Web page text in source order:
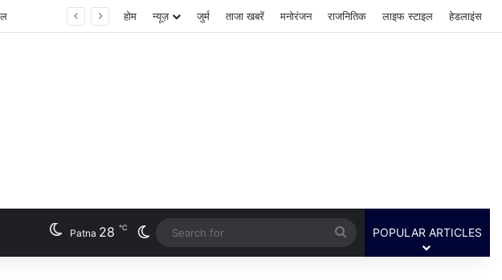
होम न्यूज़ जुर्म ताजा खबरें मनोरंजन राजनितिक लाइफ स्टाइल हेडलाइंस
Patna 28 ℃ Switch skin
Search
for
POPULAR ARTICLES